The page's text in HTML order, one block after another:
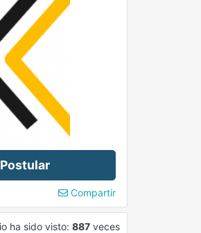
Compartir
ha sido visto: 887 veces